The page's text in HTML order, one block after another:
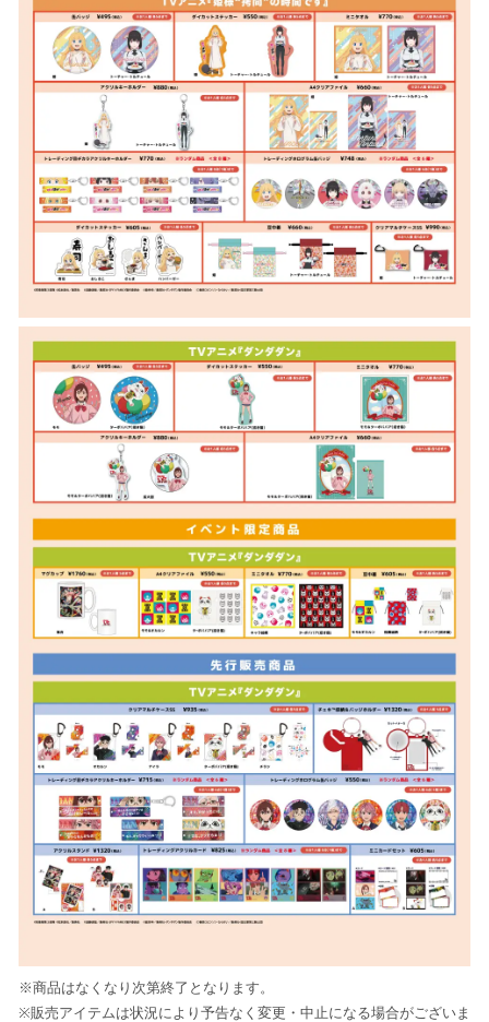
※商品はなくなり次第終了となります。
※販売アイテムは状況により予告なく変更・中止になる場合がございま